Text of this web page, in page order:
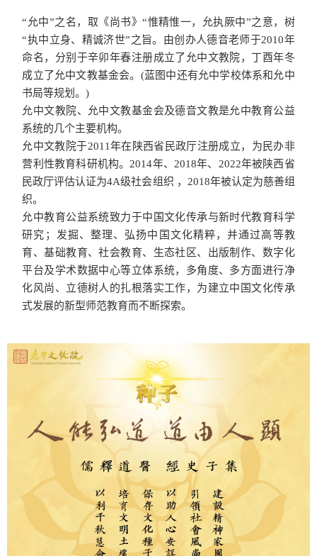
“允中”之名，取《尚书》“惟精惟一，允执厥中”之意，树
“执中立身、精诚济世”之旨。由创办人德音老师于2010年
命名，分别于辛卯年春注册成立了允中文教院，丁酉年冬
成立了允中文教基金会。(蓝图中还有允中学校体系和允中
书局等规划。)
允中文教院、允中文教基金会及德音文教是允中教育公益
系统的几个主要机构。
允中文教院于2011年在陕西省民政厅注册成立，为民办非
营利性教育科研机构。2014年、2018年、2022年被陕西省
民政厅评估认证为4A级社会组织 ，2018年被认定为慈善组
织。
允中教育公益系统致力于中国文化传承与新时代教育科学
研究；发掘、整理、弘扬中国文化精粹，并通过高等教
育、基础教育、社会教育、生态社区、出版制作、数字化
平台及学术数据中心等立体系统，多角度、多方面进行净
化风尚、立德树人的扎根落实工作，为建立中国文化传承
式发展的新型师范教育而不断探索。